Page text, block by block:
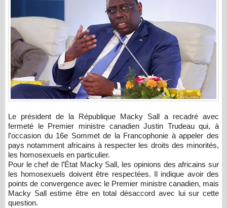
Le président de la République Macky Sall a recadré avec
fermeté le Premier ministre canadien Justin Trudeau qui, à
l’occasion du 16e Sommet de la Francophonie à appeler des
pays notamment africains à respecter les droits des minorités,
les homosexuels en particulier.
Pour le chef de l’État Macky Sall, les opinions des africains sur
les homosexuels doivent être respectées. Il indique avoir des
points de convergence avec le Premier ministre canadien, mais
Macky Sall estime être en total désaccord avec lui sur cette
question.